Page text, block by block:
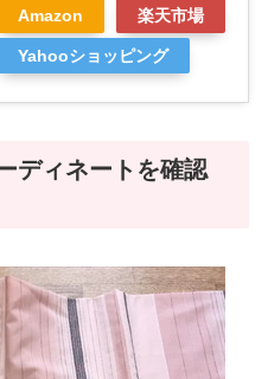
Amazon 楽天市場
Yahooショッピング
ディネートを確認